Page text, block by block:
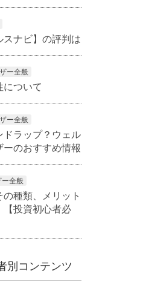
スナビ】の評判は
ー全般
について
ー全般
ドラップ？ウェル
ーのおすすめ情報
ー全般
種類、メリット
【投資初心者必
別コンテンツ